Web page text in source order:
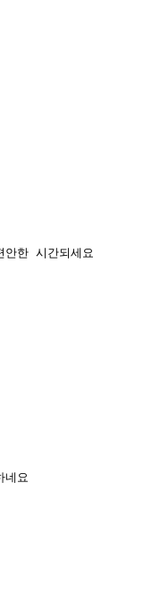
한 시간되세요
요